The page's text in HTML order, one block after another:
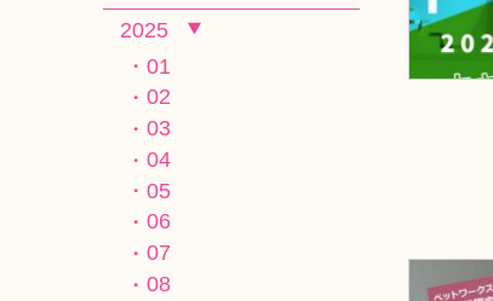
2025
01
02
03
04
05
06
07
08